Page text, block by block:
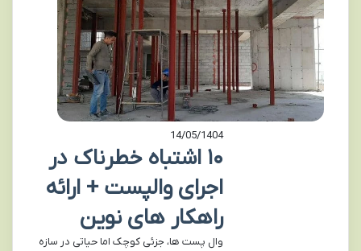
14/05/1404
۱۰ اشتباه خطرناک در
اجرای والپست + ارائه
راهکار های نوین
وال پست‌ ها، جزئی کوچک اما حیاتی در سازه‌